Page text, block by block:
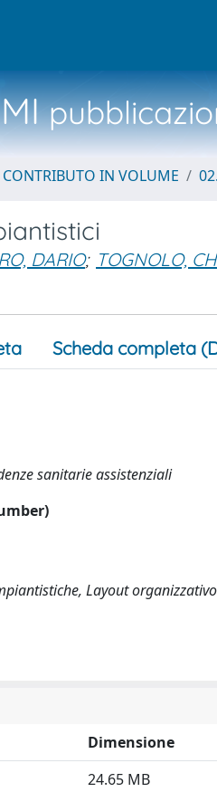
IN VOLUME
DARIO; TOGNOLO,
Scheda completa
sanitarie assistenziali
Layout organizzativo
Dimensione
24.65 MB